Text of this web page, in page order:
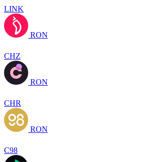
LINK
RON
CHZ
RON
CHR
RON
C98